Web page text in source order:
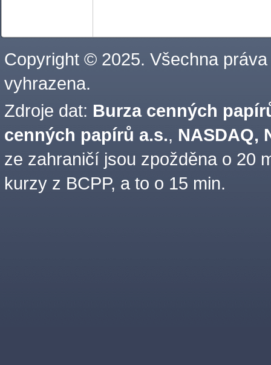
Copyright © 2025. Všechna práva
vyhrazena.
Zdroje dat: Burza cenných
cenných papírů a.s., NASDAQ,
ze zahraničí jsou zpožděna o 20
kurzy z BCPP, a to o 15 min.